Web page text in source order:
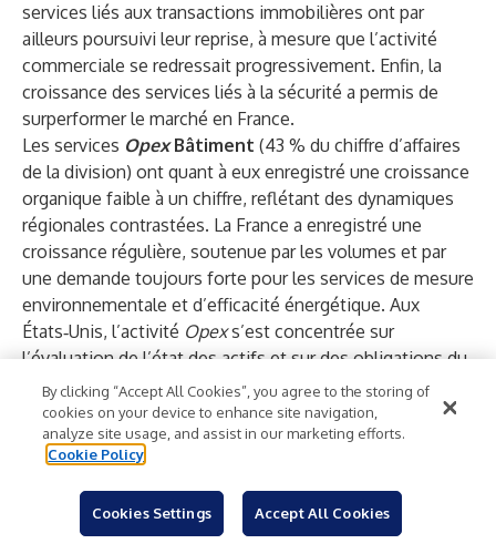
services liés aux transactions immobilières ont par
ailleurs poursuivi leur reprise, à mesure que l’activité
commerciale se redressait progressivement. Enfin, la
croissance des services liés à la sécurité a permis de
surperformer le marché en France.
Les services OpexBâtiment (43 % du chiffre d’affaires
de la division) ont quant à eux enregistré une croissance
organique faible à un chiffre, reflétant des dynamiques
régionales contrastées. La France a enregistré une
croissance régulière, soutenue par les volumes et par
une demande toujours forte pour les services de mesure
environnementale et d’efficacité énergétique. Aux
États‑Unis, l’activité Opexs’est concentrée sur
l’évaluation de l’état des actifs et sur des obligations du
secteur public dans certains États, tandis que le Groupe
a poursuivi le repositionnement de son portefeuille vers
des services à plus forte valeur ajoutée, axés sur la
durabilité.
L’activitéInfrastructures
(19 % du chiffre d’affaires de la
division) a enregistré une croissance organique élevée à
By clicking “Accept All Cookies”, you agree to the storing of
cookies on your device to enhance site navigation,
analyze site usage, and assist in our marketing efforts.
Cookie Policy
Cookies Settings Accept All Cookies